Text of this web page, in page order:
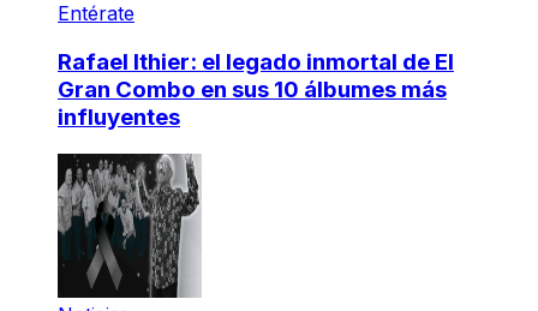
Entérate
Rafael Ithier: el legado inmortal de El
Gran Combo en sus 10 álbumes más
influyentes